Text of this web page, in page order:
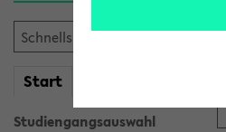
Start
Studiengangsauswahl